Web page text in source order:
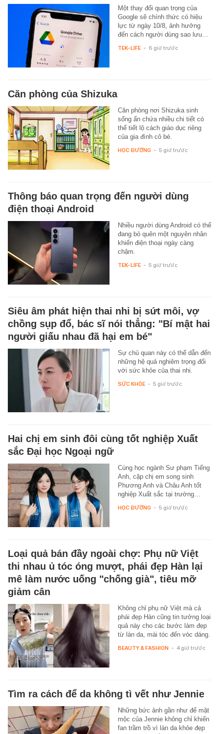
Một thay đổi quan trọng của
Google sẽ chính thức có hiệu
lực từ ngày 10/8, ảnh hưởng
đến cách người dùng sao lưu…
TEK-LIFE - 6 giờ trước
Căn phòng của Shizuka
Căn phòng nơi Shizuka sinh
sống ẩn chứa nhiều chi tiết có
thể tiết lộ cách giáo dục riêng
của gia đình cô bé.
HỌC ĐƯỜNG - 5 giờ trước
Thông báo quan trọng đến người dùng
điện thoại Android
Nhiều người dùng Android có thể
đang bỏ quên một nguyên nhân
khiến điện thoại ngày càng
chậm.
TEK-LIFE - 5 giờ trước
Siêu âm phát hiện thai nhi bị sứt môi, vợ
chồng sụp đổ, bác sĩ nói thẳng: "Bí mật hai
người giấu nhau đã hại em bé"
Sự chủ quan này có thể dẫn đến
những hệ quả nghiêm trọng đối
với sức khỏe của thai nhi.
SỨC KHỎE - 5 giờ trước
Hai chị em sinh đôi cùng tốt nghiệp Xuất
sắc Đại học Ngoại ngữ
Cùng học ngành Sư phạm Tiếng
Anh, cặp chị em song sinh
Phương Anh và Châu Anh tốt
nghiệp Xuất sắc tại trường…
HỌC ĐƯỜNG - 5 giờ trước
Loại quả bán đầy ngoài chợ: Phụ nữ Việt
thi nhau ủ tóc óng mượt, phái đẹp Hàn lại
mê làm nước uống "chống già", tiêu mỡ
giảm cân
Không chỉ phụ nữ Việt mà cả
phái đẹp Hàn cũng tin tưởng loại
quả này cho các bước làm đẹp
từ làn da, mái tóc đến vóc dáng.
BEAUTY & FASHION - 4 giờ trước
Tìm ra cách để da không tì vết như Jennie
Những bức ảnh gần như để mặt
mộc của Jennie không chỉ khiến
fan trầm trồ vì làn da khỏe đẹp